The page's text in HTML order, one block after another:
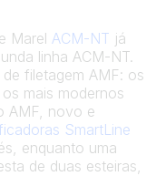
Marel ACM-NT já
linha ACM-NT.
filetagem AMF: os
mais modernos
AMF, novo e
SmartLine
enquanto uma
de duas esteiras,